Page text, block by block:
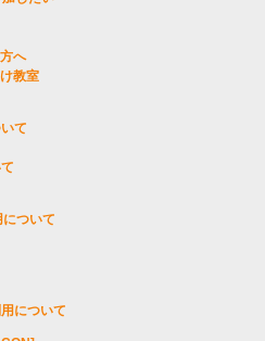
へ
教室
て
ついて
について